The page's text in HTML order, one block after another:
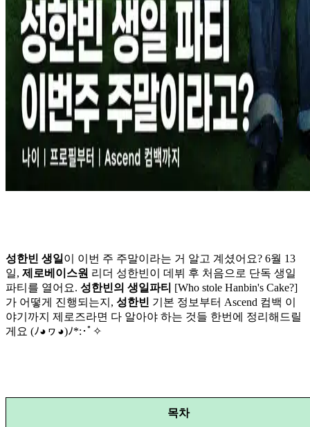
성한빈 생일 이 이번 주 주말이라는 거 알고 계셨어요? 6월 13
일, 제로베이스원 리더 성한빈이 데뷔 후 처음으로 단독 생일
파티를 열어요. 성한빈의 생일파티 [Who stole Hanbin's Cake?]
가 어떻게 진행되는지, 성한빈 기본 정보부터 Ascend 컴백 이
야기까지 제로즈라면 다 알아야 하는 것들 한번에 정리해드릴
게요 (ﾉ◕ヮ◕)ﾉ*:･ﾟ✧
목차